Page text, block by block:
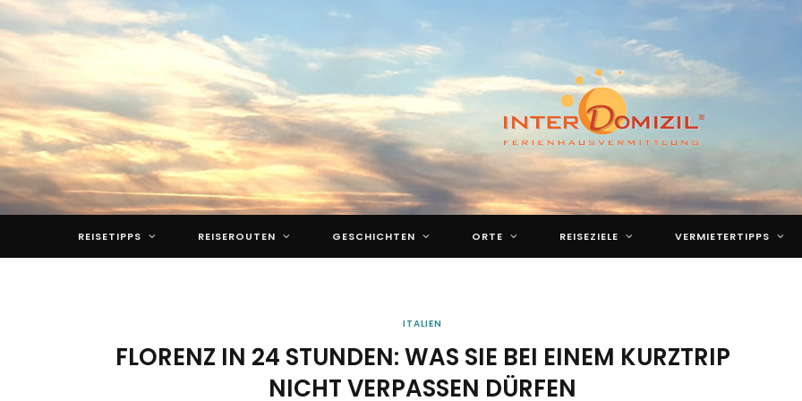
REISETIPPS REISEROUTEN GESCHICHTEN ORTE REISEZIELE VERMIETERTIPPS
ITALIEN
FLORENZ IN 24 STUNDEN: WAS SIE BEI EINEM KURZTRIP
NICHT VERPASSEN DÜRFEN